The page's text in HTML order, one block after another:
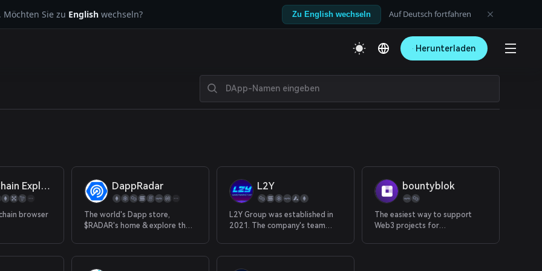
Sie zu English wechseln? Zu English wechseln Auf Deutsch fortfahren
Herunterladen
Block Chain Explorer
browser
DappRadar
The world's Dapp store,
$RADAR's home & explore the
L2Y
L2Y Group was established in
2021. The company's team
institutions. The founders are
particularly experienced in
bountyblok
The easiest way to support
Web3 projects for